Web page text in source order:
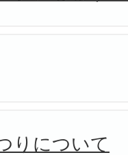
りについて